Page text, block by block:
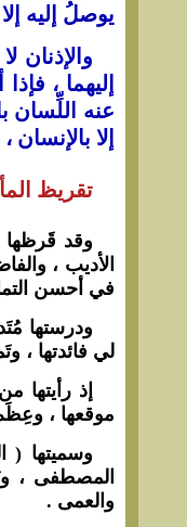
يوصلُ إليه
والإذنان
إليهما ،
عنه اللِّسان
إلا
تقريظ
وقد قَرظها
الأديب ،
في أحسن
ودرستها
لي فائدتها ،
إذ رأيتها
موقعها ،
وسميتها (
المصطفى ،
والعمى .